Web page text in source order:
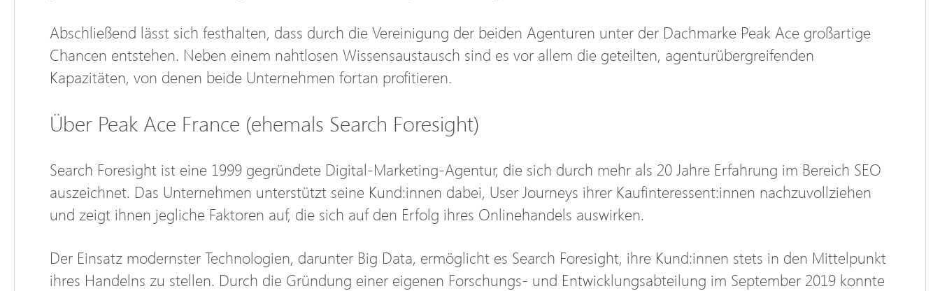
Abschließend lässt sich festhalten, dass durch die Vereinigung der beiden Agenturen unter der Dachmarke Peak Ace großartige
Chancen entstehen. Neben einem nahtlosen Wissensaustausch sind es vor allem die geteilten, agenturübergreifenden
Kapazitäten, von denen beide Unternehmen fortan profitieren.
Über Peak Ace France (ehemals Search Foresight)
Search Foresight ist eine 1999 gegründete Digital-Marketing-Agentur, die sich durch mehr als 20 Jahre Erfahrung im Bereich SEO
auszeichnet. Das Unternehmen unterstützt seine Kund:innen dabei, User Journeys ihrer Kaufinteressent:innen nachzuvollziehen
und zeigt ihnen jegliche Faktoren auf, die sich auf den Erfolg ihres Onlinehandels auswirken.
Der Einsatz modernster Technologien, darunter Big Data, ermöglicht es Search Foresight, ihre Kund:innen stets in den Mittelpunkt
ihres Handelns zu stellen. Durch die Gründung einer eigenen Forschungs- und Entwicklungsabteilung im September 2019 konnte